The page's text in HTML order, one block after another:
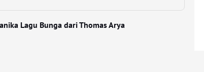
Lagu Bunga dari Thomas Arya